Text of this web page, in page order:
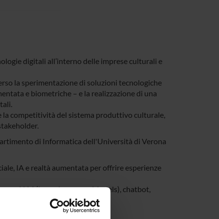
digitali all’interno delle imprese culturali e
la sperimentazione di soluzioni tecnologiche
e biometriche – e la realizzazione di una
competitività del sistema produttivo culturale,
di Informatica dell'Università di Verona
IA e realtà aumentata per offrire esperienze
LLM (Large Language Models), chatbot,